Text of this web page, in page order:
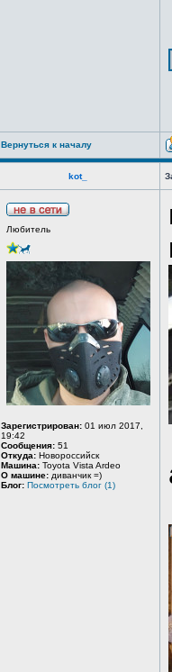
Вернуться к началу
kot_
Любитель
Зарегистрирован: 01 июл 2017,
19:42
Сообщения: 51
Откуда: Новороссийск
Машина: Toyota Vista Ardeo
О машине: диванчик =)
Блог: Посмотреть блог (1)